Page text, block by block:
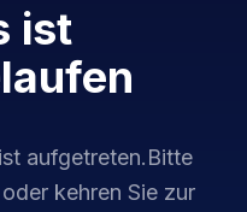
ist
aufgetreten.Bitte
kehren Sie zur